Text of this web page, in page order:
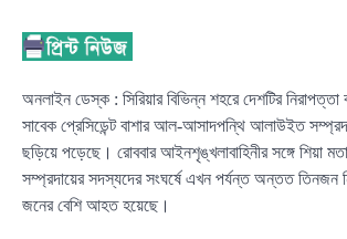
অনলাইন ডেস্ক : সিরিয়ার বিভিন্ন শহরে দেশটির নিরাপত্তা
সাবেক প্রেসিডেন্ট বাশার আল-আসাদপন্থি আলাউইত
ছড়িয়ে পড়েছে। রোববার আইনশৃঙ্খলাবাহিনীর সঙ্গে শিয়া
সম্প্রদায়ের সদস্যদের সংঘর্ষে এখন পর্যন্ত অন্তত
জনের বেশি আহত হয়েছে।